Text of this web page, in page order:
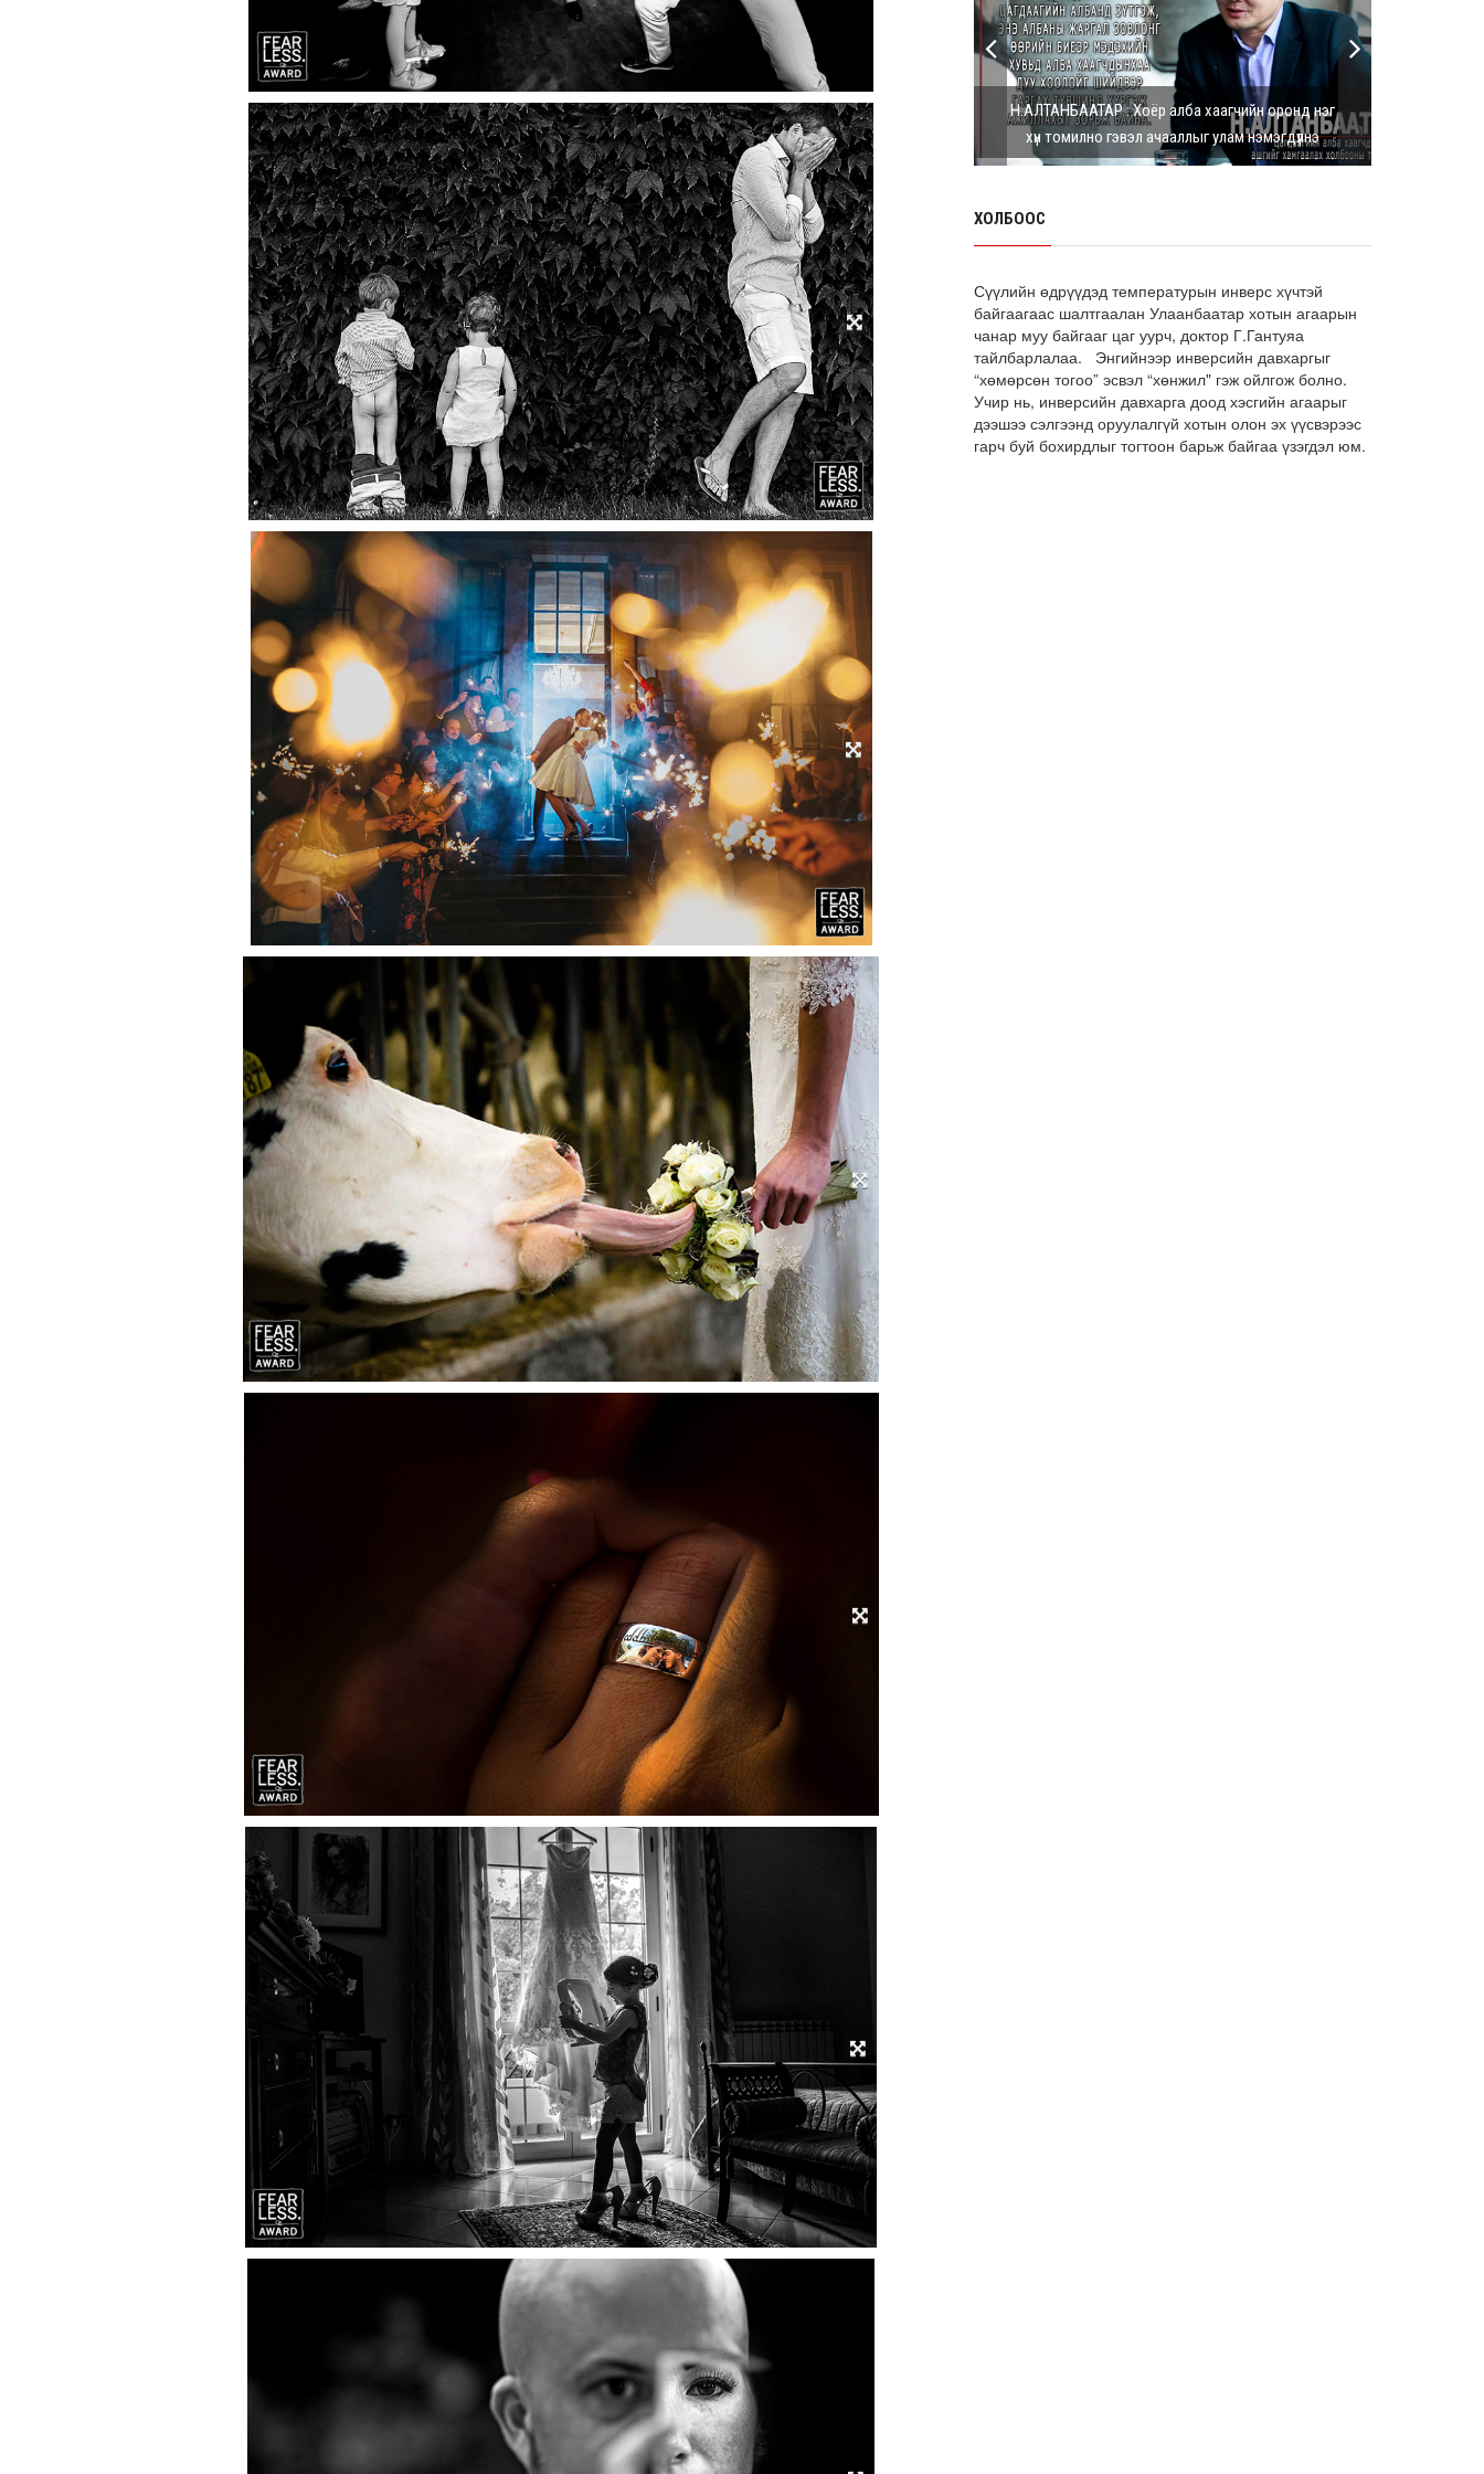
Г.Дамдинням: Шатахууны үнэ дээр
тохиролцох боломжгүй. Одоогоор
олдож байгаа газра...
8 сарын 05, 2026
Э.Батшугар: Монгол Улс нэг эх
үүсвэрээс буюу өндөр чанартай
эмийг, хямд үнээр худ...
оны төсвийн төсөлтэй хамт 2026
АИ-92 автобензин 11 хоног, дизель
түлш 18 хоногийн НӨӨЦТЭЙ БАЙНА
8 сарын 05, 2026
Тэгш, сондгойгоор зааглан
шатахуун олгосноор өдрийн
Н.АЛТАНБААТАР : Хоёр алба хаагчийн оронд нэг
хүн томилно гэвэл ачааллыг улам нэмэгдүүлнэ
ХОЛБООС
Сүүлийн өдрүүдэд температурын инверс хүчтэй
байгаагаас шалтгаалан Улаанбаатар хотын агаарын
чанар муу байгааг цаг уурч, доктор Г.Гантуяа
тайлбарлалаа. Энгийнээр инверсийн давхаргыг
“хөмөрсөн тогоо” эсвэл “хөнжил" гэж ойлгож болно.
Учир нь, инверсийн давхарга доод хэсгийн агаарыг
дээшээ сэлгээнд оруулалгүй хотын олон эх үүсвэрээс
гарч буй бохирдлыг тогтоон барьж байгаа үзэгдэл юм.